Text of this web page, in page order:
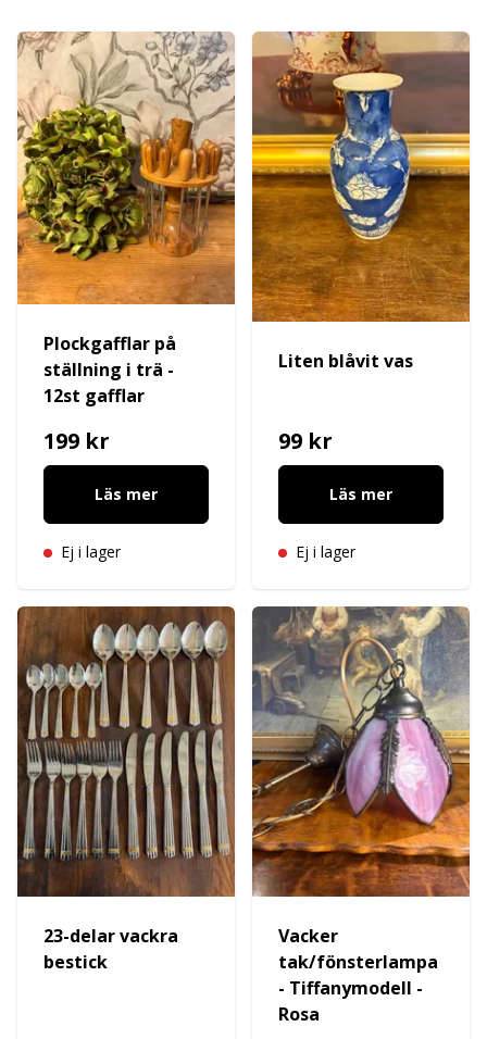
Plockgafflar på
ställning i trä -
12st gafflar
199 kr
Läs mer
Ej i lager
Liten blåvit vas
99 kr
Läs mer
Ej i lager
23-delar vackra
bestick
Vacker
tak/fönsterlampa
- Tiffanymodell -
Rosa